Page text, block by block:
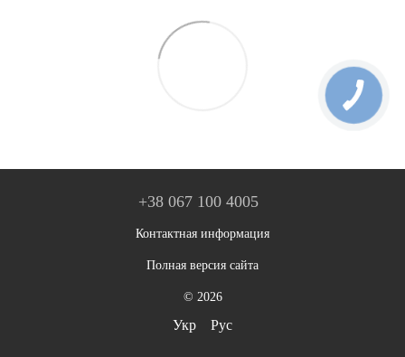
+38 067 100 4005
Контактная информация
Полная версия сайта
© 2026
Укр Рус